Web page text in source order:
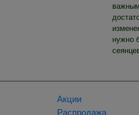
нужно
Акции
Распродажа